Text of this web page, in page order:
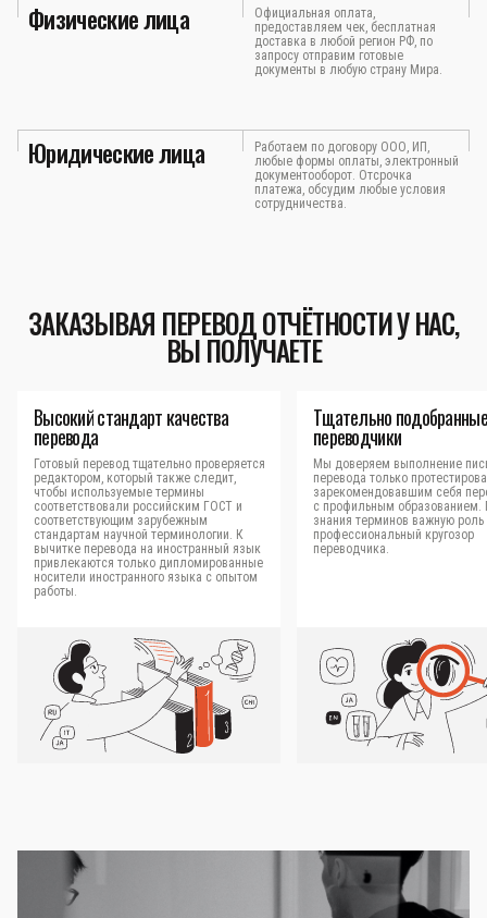
Физические лица
Официальная оплата,
предоставляем чек, бесплатная
доставка в любой регион РФ, по
запросу отправим готовые
документы в любую страну Мира.
Юридические лица
Работаем по договору ООО, ИП,
любые формы оплаты, электронный
документооборот. Отсрочка
платежа, обсудим любые условия
сотрудничества.
ЗАКАЗЫВАЯ ПЕРЕВОД ОТЧЁТНОСТИ У НАС,
ВЫ ПОЛУЧАЕТЕ
Высокий стандарт качества
перевода
Готовый перевод тщательно проверяется
редактором, который также следит,
чтобы используемые термины
соответствовали российским ГОСТ и
соответствующим зарубежным
стандартам научной терминологии. К
вычитке перевода на иностранный язык
привлекаются только дипломированные
носители иностранного языка с опытом
работы.
Тщательно подобранные
переводчики
Мы доверяем выполнение
перевода только
зарекомендовавшим себя
с профильным
знания терминов важную роль
профессиональный кругозор
переводчика.